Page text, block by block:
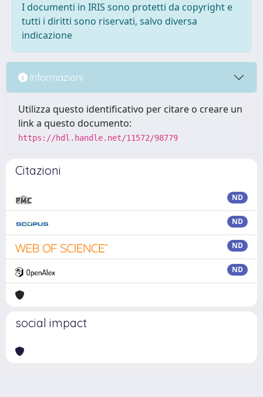
I documenti in IRIS sono protetti da copyright e
tutti i diritti sono riservati, salvo diversa
indicazione
Informazioni
Utilizza questo identificativo per citare o creare un
link a questo documento:
https://hdl.handle.net/11572/98779
Citazioni
ND
ND
ND
ND
social impact